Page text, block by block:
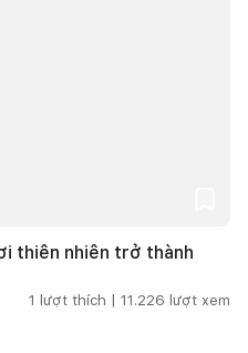
thiên nhiên trở thành
1 lượt thích | 11.226 lượt xem